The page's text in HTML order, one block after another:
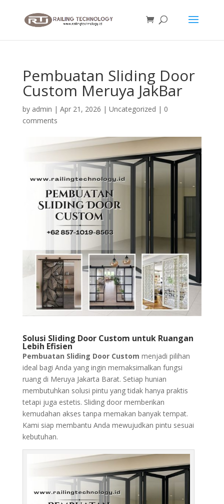
Pembuatan Sliding Door
Custom Meruya JakBar
by admin | Apr 21, 2026 | Uncategorized | 0
comments
Solusi Sliding Door Custom untuk Ruangan
Lebih Efisien
Pembuatan Sliding Door Custom menjadi pilihan
ideal bagi Anda yang ingin memaksimalkan fungsi
ruang di Meruya Jakarta Barat. Setiap hunian
membutuhkan solusi pintu yang tidak hanya praktis
tetapi juga estetis. Sliding door memberikan
kemudahan akses tanpa memakan banyak tempat.
Kami siap membantu Anda mewujudkan pintu sesuai
kebutuhan.